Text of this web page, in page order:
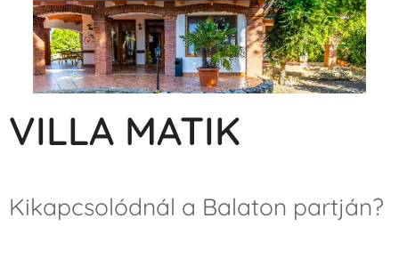
VILLA MATIK
Kikapcsolódnál a Balaton partján?